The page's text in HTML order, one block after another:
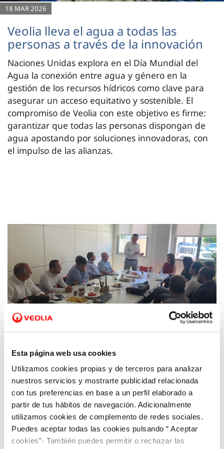
Esta página web usa cookies
Utilizamos cookies propias y de terceros para analizar
nuestros servicios y mostrarte publicidad relacionada
con tus preferencias en base a un perfil elaborado a
partir de tus hábitos de navegación. Adicionalmente
utilizamos cookies de complemento de redes sociales.
Puedes aceptar todas las cookies pulsando “ Aceptar
cookies”· También puedes permitir o rechazar las
18 MAR 2026
Veolia lleva el agua a todas las
personas a través de la innovación
Naciones Unidas explora en el Día Mundial del
Agua la conexión entre agua y género en la
gestión de los recursos hídricos como clave para
asegurar un acceso equitativo y sostenible. El
compromiso de Veolia con este objetivo es firme:
garantizar que todas las personas dispongan de
agua apostando por soluciones innovadoras, con
el impulso de las alianzas.
31 MAY 2019
El Comité de Dirección de Hidrogea apoya la
labor social de AIDEMAR